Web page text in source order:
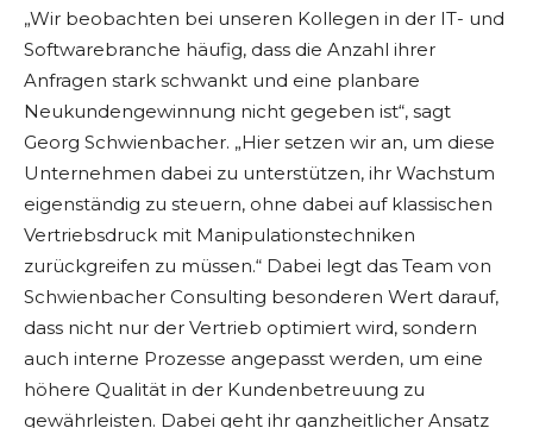
„Wir beobachten bei unseren Kollegen in der IT- und
Softwarebranche häufig, dass die Anzahl ihrer
Anfragen stark schwankt und eine planbare
Neukundengewinnung nicht gegeben ist“, sagt
Georg Schwienbacher. „Hier setzen wir an, um diese
Unternehmen dabei zu unterstützen, ihr Wachstum
eigenständig zu steuern, ohne dabei auf klassischen
Vertriebsdruck mit Manipulationstechniken
zurückgreifen zu müssen.“ Dabei legt das Team von
Schwienbacher Consulting besonderen Wert darauf,
dass nicht nur der Vertrieb optimiert wird, sondern
auch interne Prozesse angepasst werden, um eine
höhere Qualität in der Kundenbetreuung zu
gewährleisten. Dabei geht ihr ganzheitlicher Ansatz